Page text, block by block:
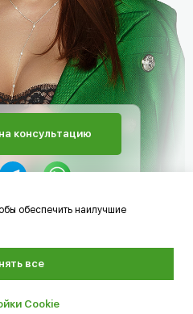
обеспечить наилучшие
все
Cookie
консультацию
слабовидящих